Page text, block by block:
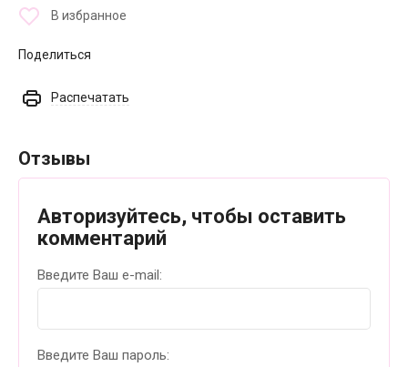
В избранное
Поделиться
Распечатать
Отзывы
Авторизуйтесь, чтобы оставить
комментарий
Введите Ваш e-mail:
Введите Ваш пароль: